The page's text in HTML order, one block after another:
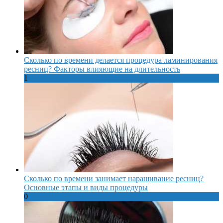
Сколько по времени делается процедура ламинирования
ресниц? Факторы влияющие на длительность
1
Сколько по времени занимает наращивание ресниц?
Основные этапы и виды процедуры
0